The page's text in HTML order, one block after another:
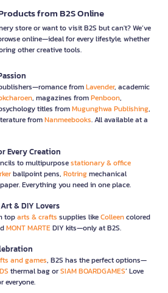
from B2S Online
store or want to visit B2S but can't? We’ve
online—ideal for every lifestyle, whether
other creative tools.
fromLavender, academic
, magazines fromPenboon,
titles fromMugunghwa Publishing,
fromNanmeebooks. All available at a
Every Creation
to multipurposestationary & office
ballpoint pens, Rotringmechanical
Everything you need in one place.
& DIY Lovers
toparts & crafts supplies likeColleencolored
MONT MARTEDIY kits—only at B2S.
and games, B2S has the perfect options—
thermal bag orSIAM BOARDGAMES’ Love
everyone.